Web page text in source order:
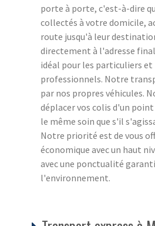
porte à porte, c'est-à-dire
collectés à votre domicile,
route jusqu'à leur
directement à l'adresse
idéal pour les particuliers et
professionnels. Notre
par nos propres véhicules.
déplacer vos colis d'un point
le même soin que s'il
Notre priorité est de vous
économique avec un haut
avec une ponctualité
l'environnement.